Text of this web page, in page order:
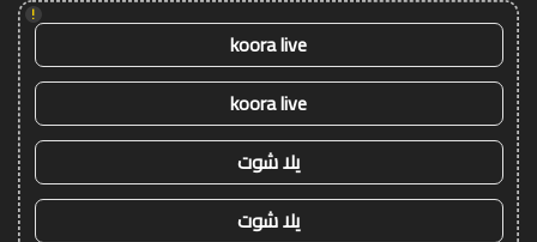
!
koora live
koora live
يلا شوت
يلا شوت